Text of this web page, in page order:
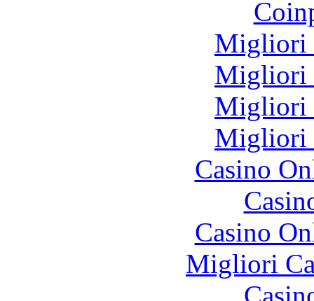
Migliori
Migliori
Migliori
Migliori
Casino
Casino
Migliori